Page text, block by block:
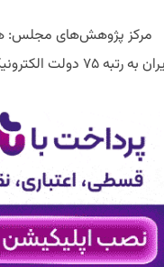
مرکز پژوهش‌های مجلس:
به رتبه ۷۵ دولت الکترونیکی است